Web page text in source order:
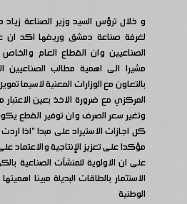
و خلال ترؤس السيد وزير الصناعة زياد
لغرفة صناعة دمشق وريفها اكد ان
الصناعيين وان القطاع العام
مشيرا الى اهمية مطالب الصناعيين
بالتعاون مع الوزارات المعنية لاسيما
المركزي مع ضرورة الاخذ بعين
وتغير سعر الصرف وان توفير القطع
كل اجازات الاستيراد على مبدا "اذا
مؤكدا على تعزيز الإنتاجية والاعتماد
على ان الاولوية للمنشآت الصناعية
الاستثمار بالطاقات البديلة مبينا
الوطنية